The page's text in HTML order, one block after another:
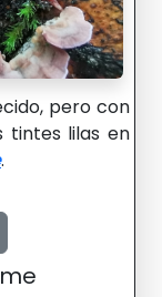
pero con
tintes lilas en
.